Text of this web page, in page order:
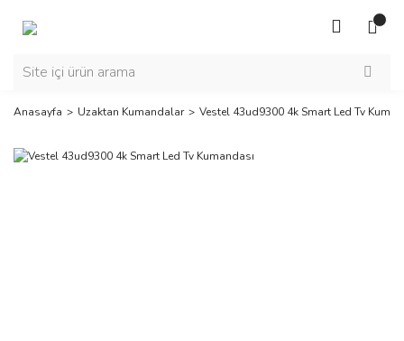
Anasayfa Uzaktan Kumandalar Vestel 43ud9300 4k Smart Led Tv